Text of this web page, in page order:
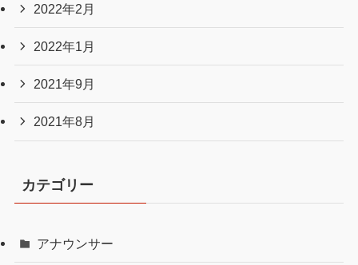
2022年2月
2022年1月
2021年9月
2021年8月
カテゴリー
アナウンサー